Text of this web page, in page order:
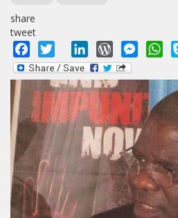
share
tweet
Facebook
Twitter LinkedInWordPress